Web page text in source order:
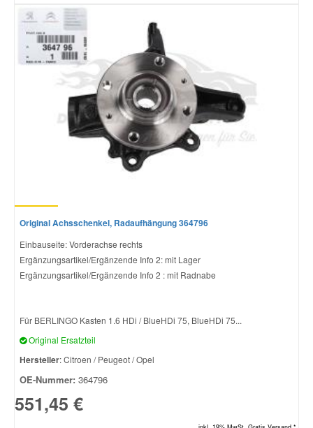
Original Achsschenkel, Radaufhängung 364796
Einbauseite: Vorderachse rechts
Ergänzungsartikel/Ergänzende Info 2: mit Lager
Ergänzungsartikel/Ergänzende Info 2 : mit Radnabe
Für BERLINGO Kasten 1.6 HDi / BlueHDi 75, BlueHDi 75...
Original Ersatzteil
Hersteller: Citroen / Peugeot / Opel
OE-Nummer: 364796
551,45 €